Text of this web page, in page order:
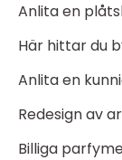
Anlita en
Här hittar du
Anlita en
Redesign av
Billiga